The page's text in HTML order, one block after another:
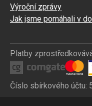
Výroční zprávy
Jak jsme pomáhali v
Platby
Číslo sbírkového účtu: